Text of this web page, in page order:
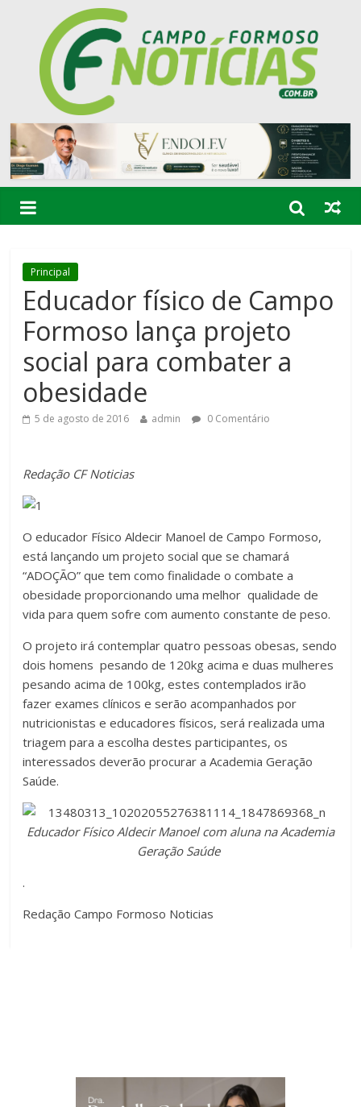
Principal
Educador físico de Campo
Formoso lança projeto
social para combater a
obesidade
5 de agosto de 2016 admin 0 Comentário
Redação CF Noticias
O educador Físico Aldecir Manoel de Campo Formoso,
está lançando um projeto social que se chamará
“ADOÇÃO” que tem como finalidade o combate a
obesidade proporcionando uma melhor qualidade de
vida para quem sofre com aumento constante de peso.
O projeto irá contemplar quatro pessoas obesas, sendo
dois homens pesando de 120kg acima e duas mulheres
pesando acima de 100kg, estes contemplados irão
fazer exames clínicos e serão acompanhados por
nutricionistas e educadores físicos, será realizada uma
triagem para a escolha destes participantes, os
interessados deverão procurar a Academia Geração
Saúde.
Educador Físico Aldecir Manoel com aluna na Academia
Geração Saúde
.
Redação Campo Formoso Noticias